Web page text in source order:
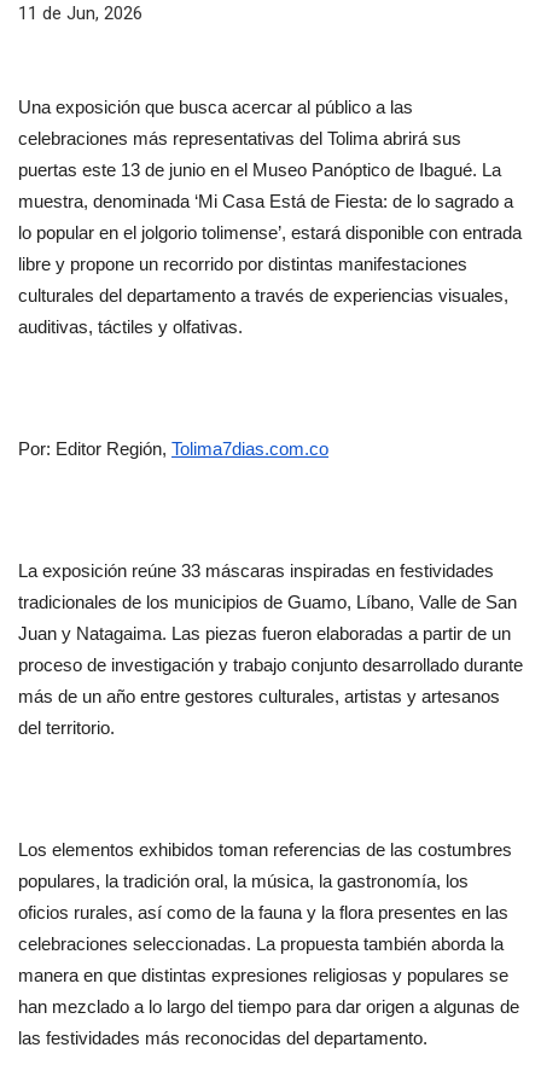
11 de Jun, 2026
Una exposición que busca acercar al público a las
celebraciones más representativas del Tolima abrirá sus
puertas este 13 de junio en el Museo Panóptico de Ibagué. La
muestra, denominada ‘Mi Casa Está de Fiesta: de lo sagrado a
lo popular en el jolgorio tolimense’, estará disponible con entrada
libre y propone un recorrido por distintas manifestaciones
culturales del departamento a través de experiencias visuales,
auditivas, táctiles y olfativas.
Por: Editor Región, Tolima7dias.com.co
La exposición reúne 33 máscaras inspiradas en festividades
tradicionales de los municipios de Guamo, Líbano, Valle de San
Juan y Natagaima. Las piezas fueron elaboradas a partir de un
proceso de investigación y trabajo conjunto desarrollado durante
más de un año entre gestores culturales, artistas y artesanos
del territorio.
Los elementos exhibidos toman referencias de las costumbres
populares, la tradición oral, la música, la gastronomía, los
oficios rurales, así como de la fauna y la flora presentes en las
celebraciones seleccionadas. La propuesta también aborda la
manera en que distintas expresiones religiosas y populares se
han mezclado a lo largo del tiempo para dar origen a algunas de
las festividades más reconocidas del departamento.